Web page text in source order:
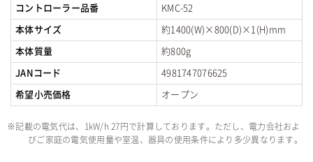
コントローラー品番 KMC-52
本体サイズ 約1400(W)×800(D)×1(H)mm
本体質量 約800g
JANコード 4981747076625
希望小売価格 オープン
※記載の電気代は、1kW/h 27円で計算しております。ただし、電力会社およ
びご家庭の電気使用量や室温、器具の使用条件により多少異なります。